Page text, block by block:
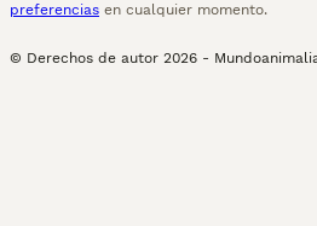
preferencias en cualquier momento.
© Derechos de autor 2026 -